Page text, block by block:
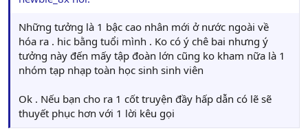
Những tưởng là 1 bậc cao nhân mới ở nước ngoài về
hóa ra . hic bằng tuổi mình . Ko có ý chê bai nhưng ý
tưởng này đến mấy tập đoàn lớn cũng ko kham nữa là 1
nhóm tạp nhạp toàn học sinh sinh viên
Ok . Nếu bạn cho ra 1 cốt truyện đầy hấp dẫn có lẽ sẽ
thuyết phục hơn với 1 lời kêu gọi